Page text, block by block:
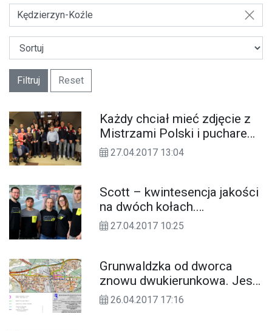
Kędzierzyn-Koźle
Filtruj Reset
Każdy chciał mieć zdjęcie z
Mistrzami Polski i pucharem.
ZAKSA na sesji rady miasta.
27.04.2017 13:04
Scott – kwintesencja jakości
na dwóch kołach.
Mistrzowska marka rowerów
27.04.2017 10:25
Grunwaldzka od dworca
znowu dwukierunkowa. Jest
mapa objazdów na czas
26.04.2017 17:16